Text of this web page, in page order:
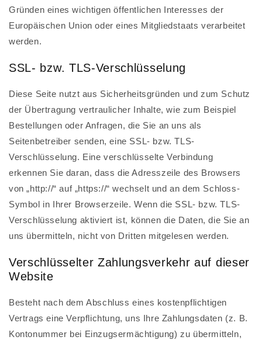
Gründen eines wichtigen öffentlichen Interesses der
Europäischen Union oder eines Mitgliedstaats verarbeitet
werden.
SSL- bzw. TLS-Verschlüsselung
Diese Seite nutzt aus Sicherheitsgründen und zum Schutz
der Übertragung vertraulicher Inhalte, wie zum Beispiel
Bestellungen oder Anfragen, die Sie an uns als
Seitenbetreiber senden, eine SSL- bzw. TLS-
Verschlüsselung. Eine verschlüsselte Verbindung
erkennen Sie daran, dass die Adresszeile des Browsers
von „http://“ auf „https://“ wechselt und an dem Schloss-
Symbol in Ihrer Browserzeile. Wenn die SSL- bzw. TLS-
Verschlüsselung aktiviert ist, können die Daten, die Sie an
uns übermitteln, nicht von Dritten mitgelesen werden.
Verschlüsselter Zahlungsverkehr auf dieser
Website
Besteht nach dem Abschluss eines kostenpflichtigen
Vertrags eine Verpflichtung, uns Ihre Zahlungsdaten (z. B.
Kontonummer bei Einzugsermächtigung) zu übermitteln,